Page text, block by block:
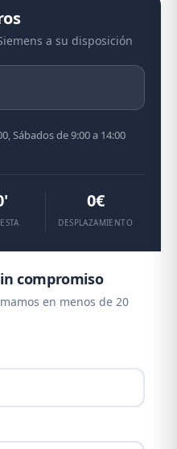
a su disposición
Sábados de 9:00 a 14:00
0€
DESPLAZAMIENTO
compromiso
en menos de 20